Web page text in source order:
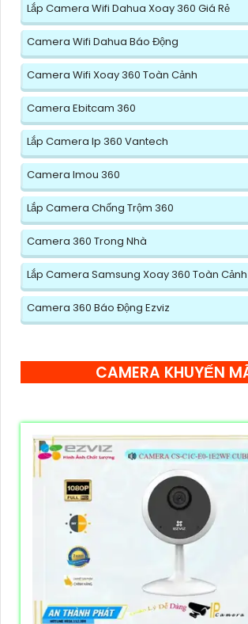
Lắp Camera Wifi Dahua Xoay 360 Giá Rẻ
Camera Wifi Dahua Báo Động
Camera Wifi Xoay 360 Toàn Cảnh
Camera Ebitcam 360
Lắp Camera Ip 360 Vantech
Camera Imou 360
Lắp Camera Chống Trộm 360
Camera 360 Trong Nhà
Lắp Camera Samsung Xoay 360 Toàn Cảnh
Camera 360 Báo Động Ezviz
CAMERA KHUYẾN